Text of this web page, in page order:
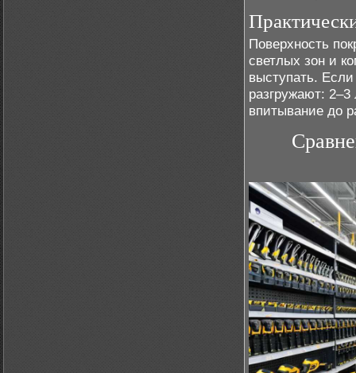
Поверхность
светлых зон и
выступать.
разгружают: 2–3
впитывание до